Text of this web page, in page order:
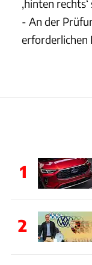
‚hinten
- An der
erforderlichen
1
2